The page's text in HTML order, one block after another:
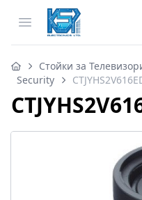
Open menu
Стойки за
Security